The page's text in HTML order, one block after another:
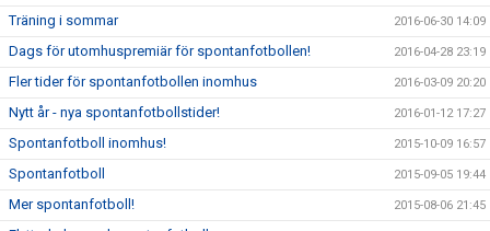
Träning i sommar 2016-06-30 14:09
Dags för utomhuspremiär för spontanfotbollen! 2016-04-28 23:19
Fler tider för spontanfotbollen inomhus 2016-03-09 20:20
Nytt år - nya spontanfotbollstider! 2016-01-12 17:27
Spontanfotboll inomhus! 2015-10-09 16:57
Spontanfotboll 2015-09-05 19:44
Mer spontanfotboll! 2015-08-06 21:45